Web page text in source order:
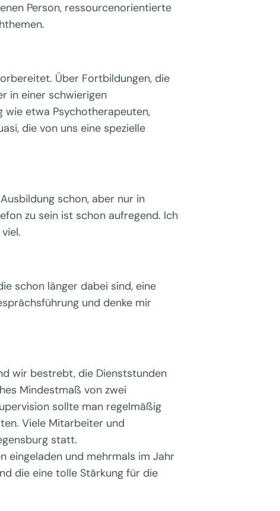
Person, ressourcenorientierte
Über Fortbildungen, die
in einer schwierigen
wie etwa Psychotherapeuten,
die von uns eine spezielle
schon, aber nur in
zu sein ist schon aufregend. Ich
schon länger dabei sind, eine
und denke mir
wir bestrebt, die Dienststunden
Mindestmaß von zwei
sollte man regelmäßig
Viele Mitarbeiter und
statt.
eingeladen und mehrmals im Jahr
die eine tolle Stärkung für die